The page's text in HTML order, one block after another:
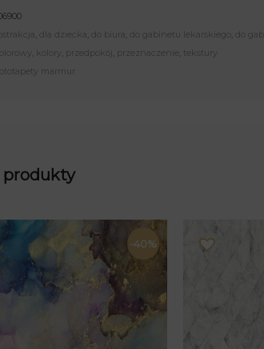
dla dziecka do biura do gabinetu lekarskiego do
kolory przedpokój przeznaczenie
tekstury
marmur
produkty
-40%